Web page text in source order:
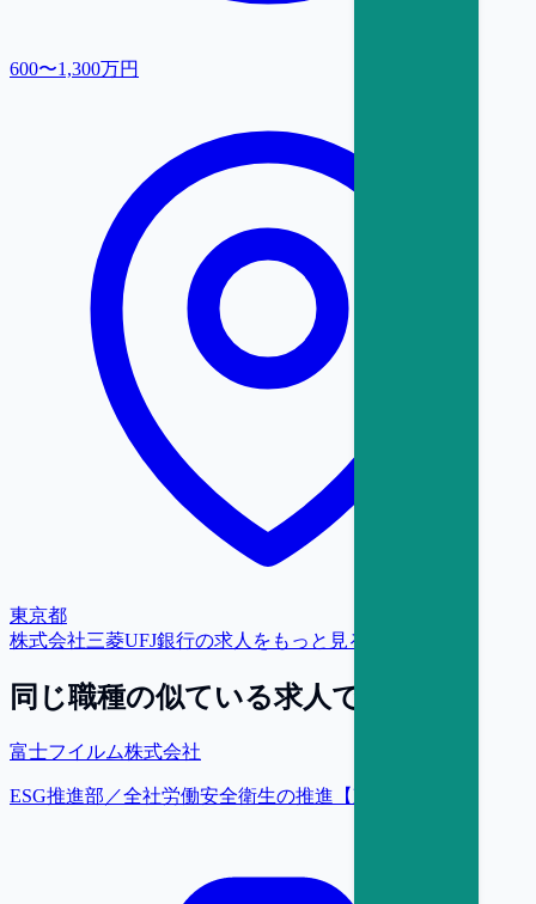
600〜1,300万円
東京都
株式会社三菱UFJ銀行の求人をもっと見る
同じ職種の似ている求人で探す
富士フイルム株式会社
ESG推進部／全社労働安全衛生の推進【東京】